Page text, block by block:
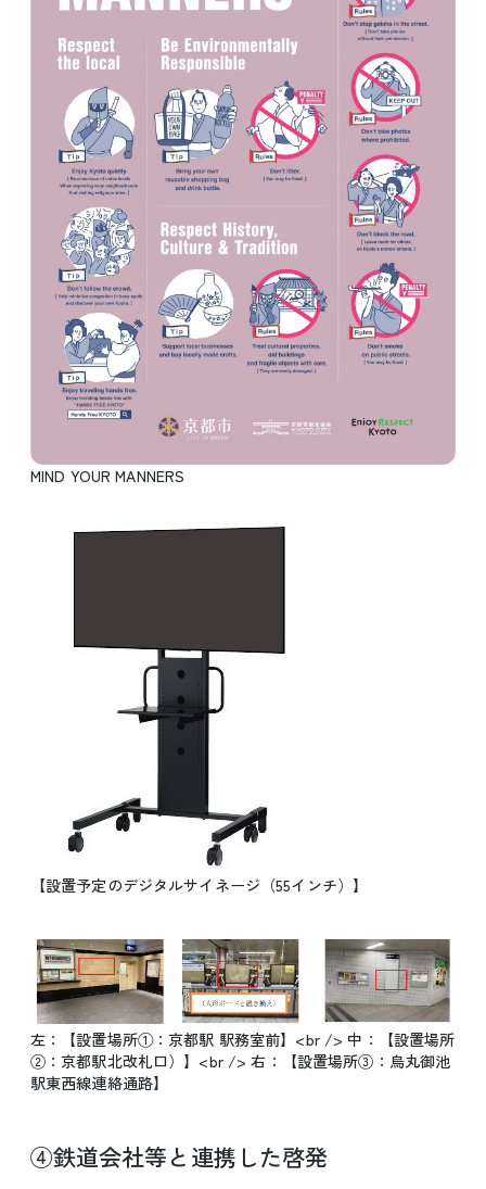
MIND YOUR MANNERS
【設置予定のデジタルサイネージ（55インチ）】
左：【設置場所①：京都駅 駅務室前】<br /> 中：【設置場所
②：京都駅北改札口）】<br /> 右：【設置場所③：烏丸御池
駅東西線連絡通路】
④鉄道会社等と連携した啓発